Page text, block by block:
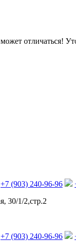
отличаться!
+7 (903) 240-96-96
30/1/2,стр.2
+7 (903) 240-96-96